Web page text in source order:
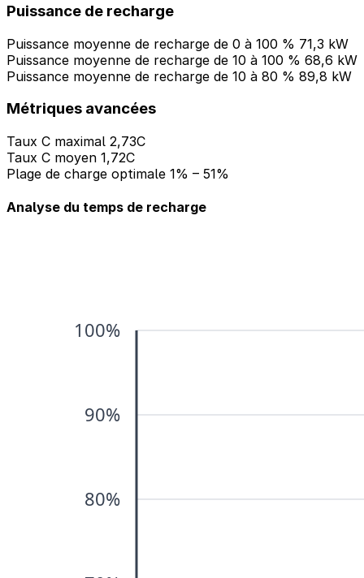
Puissance de recharge
Puissance moyenne de recharge de 0 à 100 % 71,3 kW
Puissance moyenne de recharge de 10 à 100 % 68,6 kW
Puissance moyenne de recharge de 10 à 80 % 89,8 kW
Métriques avancées
Taux C maximal 2,73C
Taux C moyen 1,72C
Plage de charge optimale 1% – 51%
Analyse du temps de recharge